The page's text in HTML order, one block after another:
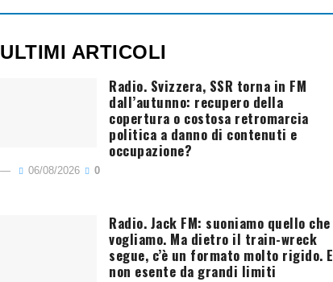
ULTIMI ARTICOLI
Radio. Svizzera, SSR torna in FM
dall’autunno: recupero della
copertura o costosa retromarcia
politica a danno di contenuti e
occupazione?
06/08/2026 0
Radio. Jack FM: suoniamo quello che
vogliamo. Ma dietro il train-wreck
segue, c’è un formato molto rigido. E
non esente da grandi limiti